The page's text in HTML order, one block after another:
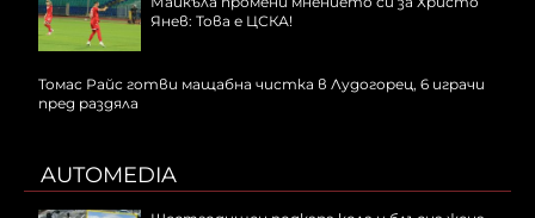
Янев: Това е ЦСКА!
Томас Райс готви мащабна чистка в Лудогорец, 6 играчи
пред раздяла
AUTOMEDIA